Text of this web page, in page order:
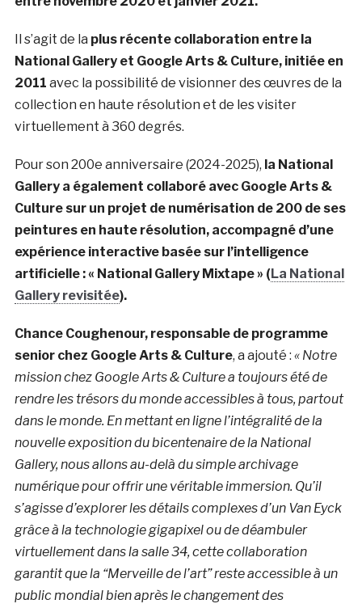
Il s’agit de la plus récente collaboration entre la
National Gallery et Google Arts & Culture, initiée en
2011 avec la possibilité de visionner des œuvres de la
collection en haute résolution et de les visiter
virtuellement à 360 degrés.
Pour son 200e anniversaire (2024-2025), la National
Gallery a également collaboré avec Google Arts &
Culture sur un projet de numérisation de 200 de ses
peintures en haute résolution, accompagné d’une
expérience interactive basée sur l’intelligence
artificielle : « National Gallery Mixtape » (La National
Gallery revisitée).
Chance Coughenour, responsable de programme
senior chez Google Arts & Culture, a ajouté : « Notre
mission chez Google Arts & Culture a toujours été de
rendre les trésors du monde accessibles à tous, partout
dans le monde. En mettant en ligne l’intégralité de la
nouvelle exposition du bicentenaire de la National
Gallery, nous allons au-delà du simple archivage
numérique pour offrir une véritable immersion. Qu’il
s’agisse d’explorer les détails complexes d’un Van Eyck
grâce à la technologie gigapixel ou de déambuler
virtuellement dans la salle 34, cette collaboration
garantit que la “Merveille de l’art” reste accessible à un
public mondial bien après le changement des